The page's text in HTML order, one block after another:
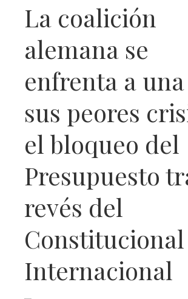
La coalición
alemana se
enfrenta a
sus peores
el bloqueo del
Presupuesto
revés del
Constitucional
Internacional